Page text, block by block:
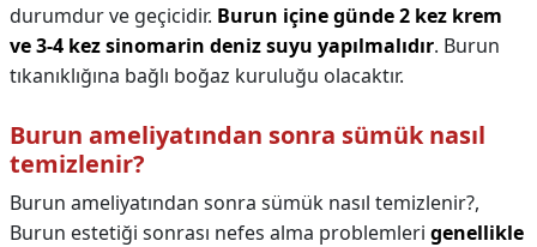
durumdur ve geçicidir. Burun içine günde 2 kez krem
ve 3-4 kez sinomarin deniz suyu yapılmalıdır. Burun
tıkanıklığına bağlı boğaz kuruluğu olacaktır.
Burun ameliyatından sonra sümük nasıl
temizlenir?
Burun ameliyatından sonra sümük nasıl temizlenir?,
Burun estetiği sonrası nefes alma problemleri genellikle